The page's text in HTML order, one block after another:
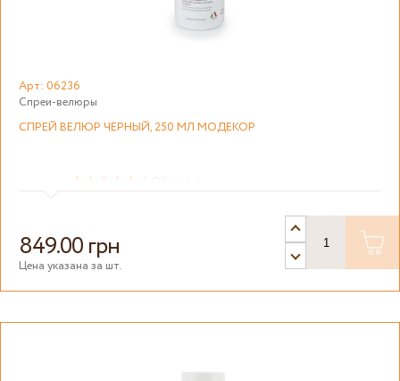
Арт: 06236
Спреи-велюры
СПРЕЙ ВЕЛЮР ЧЕРНЫЙ, 250 МЛ МОДЕКОР
849.00 грн
Цена указана за шт.